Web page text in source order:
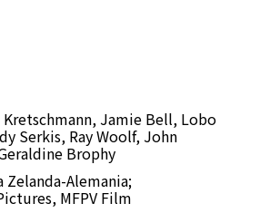
Jamie Bell, Lobo
Serkis, Ray Woolf, John
Brophy
Alemania;
MFPV Film